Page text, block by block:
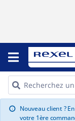
info Nouveau client ?
votre 1ère